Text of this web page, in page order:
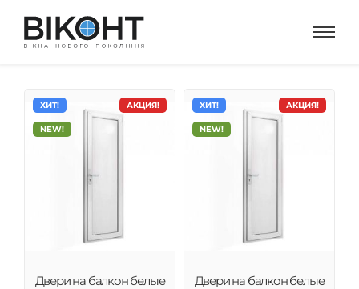
АКЦИЯ!
ХИТ!
NEW!
Двери на балкон белые
АКЦИЯ!
ХИТ!
NEW!
Двери на балкон белые